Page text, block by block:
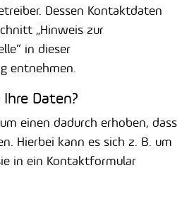
Dessen Kontaktdaten
„Hinweis zur
in dieser
entnehmen.
Daten?
einen dadurch erhoben, dass
Hierbei kann es sich z. B. um
in ein Kontaktformular